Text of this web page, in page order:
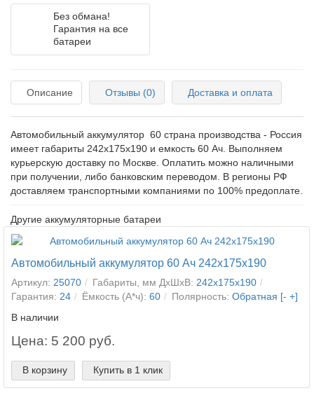
Без обмана!
Гарантия на все
батареи
Описание Отзывы (0) Доставка и оплата
Автомобильный аккумулятор 60 страна производства - Россия
имеет габариты 242x175x190 и емкость 60 Ач. Выполняем
курьерскую доставку по Москве. Оплатить можно наличными
при получении, либо банковским переводом. В регионы РФ
доставляем транспортными компаниями по 100% предоплате.
Другие аккумуляторные батареи
Автомобильный аккумулятор 60 Ач 242x175x190
Артикул: 25070 Габариты, мм ДхШхВ: 242x175x190
Гарантия: 24 Ёмкость (А*ч): 60 Полярность: Обратная [- +]
В наличии
Цена: 5 200 руб.
В корзину Купить в 1 клик